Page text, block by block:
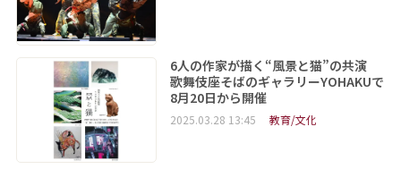
6人の作家が描く“風景と猫”の共演
歌舞伎座そばのギャラリーYOHAKUで
8月20日から開催
2025.03.28 13:45 教育/文化